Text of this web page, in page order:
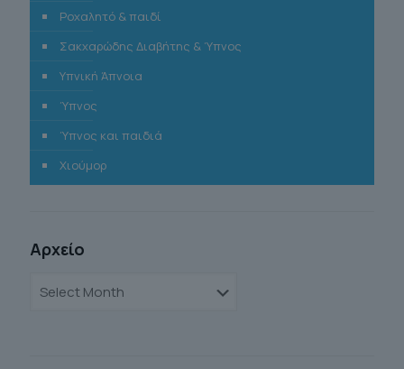
Ροχαλητό & παιδί
Σακχαρώδης Διαβήτης & Ύπνος
Υπνική Άπνοια
Ύπνος
Ύπνος και παιδιά
Χιούμορ
Αρχείο